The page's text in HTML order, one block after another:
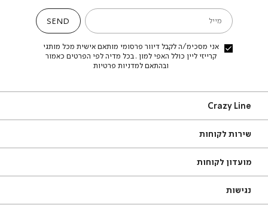
Crazy Line
סניפים
צור קשר
לקוחותשירות לקוחות
מדריך מידות
מייל
אני מסכימ/ה לקבל דיוור פרסומי מותאם אישית מכל מותגי
קרייזי ליין כולל האפי למון . בכל מדיה לפי הפרטים כאמור
ובהתאם למדניות פרטיות
SEND
מועדון לקוחות
נגישות